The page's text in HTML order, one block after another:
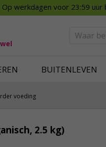
Op werkdagen voor 23:59
wel
BUITENLEVEN
Smart Home
Deurbellen
voeding
2.5 kg)